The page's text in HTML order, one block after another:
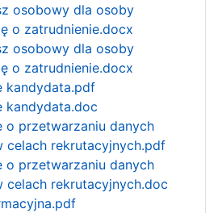
osobowy dla osoby
o zatrudnienie.docx
osobowy dla osoby
o zatrudnienie.docx
kandydata.pdf
kandydata.doc
o przetwarzaniu danych
celach rekrutacyjnych.pdf
o przetwarzaniu danych
celach rekrutacyjnych.doc